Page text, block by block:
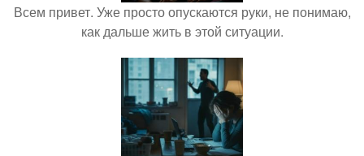
Всем привет. Уже просто опускаются руки, не понимаю,
как дальше жить в этой ситуации.